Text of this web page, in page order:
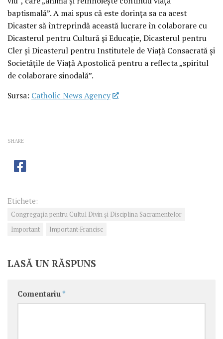
baptismală”. A mai spus că este dorința sa ca acest
Dicaster să întreprindă această lucrare în colaborare cu
Dicasterul pentru Cultură și Educație, Dicasterul pentru
Cler și Dicasterul pentru Institutele de Viață Consacrată și
Societățile de Viață Apostolică pentru a reflecta „spiritul
de colaborare sinodală”.
Sursa: Catholic News Agency
SHARE
Etichete:
Congregaţia pentru Cultul Divin şi Disciplina Sacramentelor
Important
Important-Francisc
LASĂ UN RĂSPUNS
Comentariu *